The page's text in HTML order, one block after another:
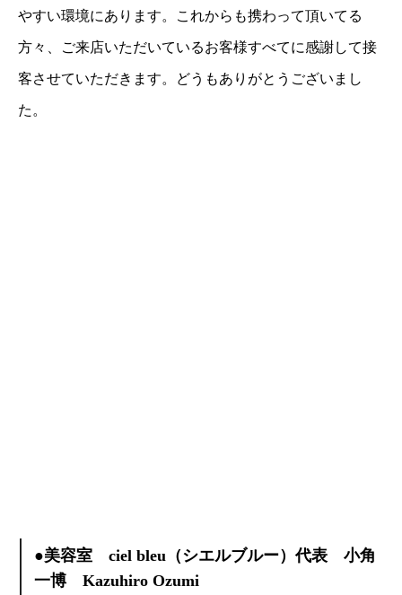
やすい環境にあります。これからも携わって頂いてる
方々、ご来店いただいているお客様すべてに感謝して接
客させていただきます。どうもありがとうございまし
た。
●美容室 ciel bleu（シエルブルー）代表 小角
一博 Kazuhiro Ozumi